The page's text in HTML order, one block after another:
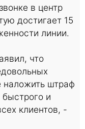
в центр
достигает 15
линии.
что
наложить штраф
и
клиентов, -